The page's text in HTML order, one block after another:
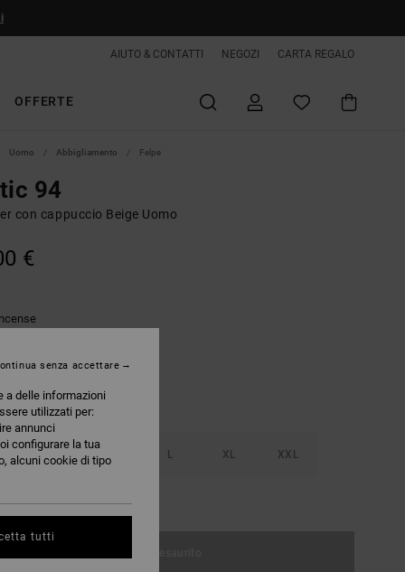
AIUTO & CONTATTI NEGOZI CARTA REGALO
OFFERTE
Uomo Abbigliamento Felpe
94
con cappuccio Beige Uomo
€
L XL XXL
a delle informazioni
utilizzati per:
annunci
configurare la tua
alcuni cookie di tipo
senza accettare
tutti